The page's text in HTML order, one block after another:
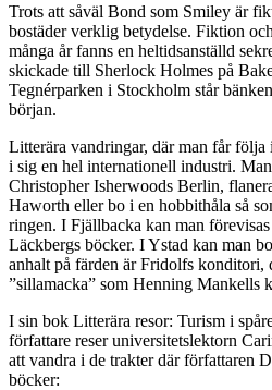
Trots att såväl Bond som Smiley är
bostäder verklig betydelse. Fiktion
många år fanns en heltidsanställd
skickade till Sherlock Holmes på
Tegnérparken i Stockholm står
början.
Litterära vandringar, där man får följa
i sig en hel internationell industri.
Christopher Isherwoods Berlin,
Haworth eller bo i en hobbithåla så
ringen. I Fjällbacka kan man
Läckbergs böcker. I Ystad kan man
anhalt på färden är Fridolfs konditori,
”sillamacka” som Henning Mankells
I sin bok Litterära resor: Turism i
författare reser universitetslektorn
att vandra i de trakter där författaren
böcker: